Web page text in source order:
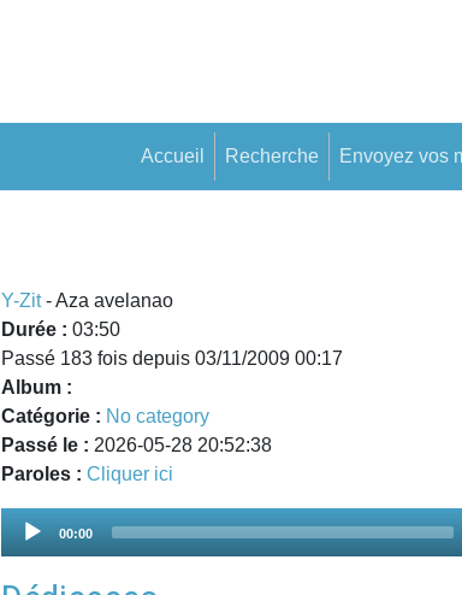
Accueil Recherche Envoyez vos
Y-Zit- Aza avelanao
Durée :03:50
Passé 183 fois depuis 03/11/2009 00:17
Album :
Catégorie : No category
Passé le : 2026-05-28 20:52:38
Paroles :Cliquer ici
Audio
00:00